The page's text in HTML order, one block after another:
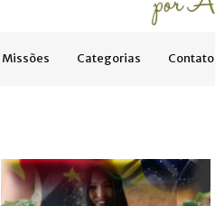
Missões Categorias Contato